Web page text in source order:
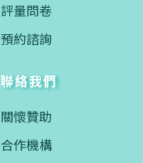
評量問卷
預約諮詢
聯絡我們
關懷贊助
合作機構